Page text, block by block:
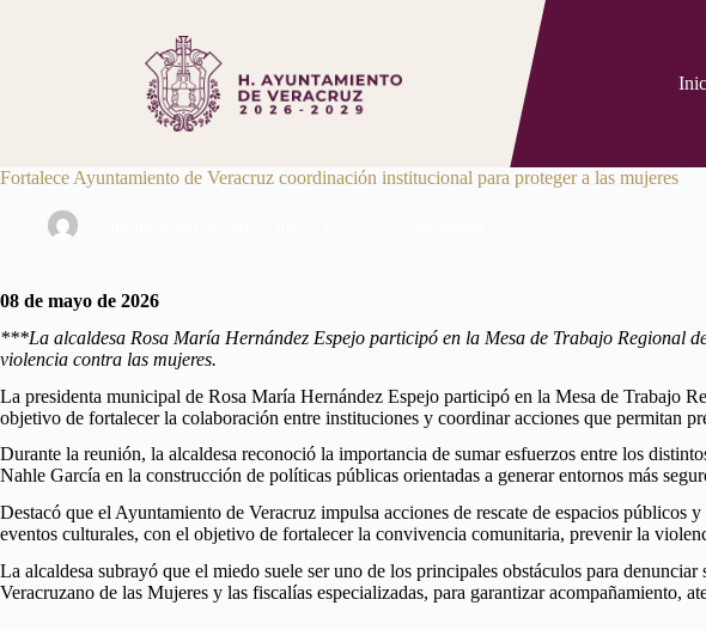
Fortalece Ayuntamiento de Veracruz coordinación institucional para proteger a las mujeres
08 de mayo de 2026
***La alcaldesa Rosa María Hernández Espejo participó en la Mesa de Trabajo Regional
violencia contra las mujeres.
La presidenta municipal de Rosa María Hernández Espejo participó en la Mesa de Trabajo
objetivo de fortalecer la colaboración entre instituciones y coordinar acciones que permitan
Durante la reunión, la alcaldesa reconoció la importancia de sumar esfuerzos entre los
Nahle García en la construcción de políticas públicas orientadas a generar entornos más
Destacó que el Ayuntamiento de Veracruz impulsa acciones de rescate de espacios
eventos culturales, con el objetivo de fortalecer la convivencia comunitaria, prevenir la
La alcaldesa subrayó que el miedo suele ser uno de los principales obstáculos para
Veracruzano de las Mujeres y las fiscalías especializadas, para garantizar acompañamiento,